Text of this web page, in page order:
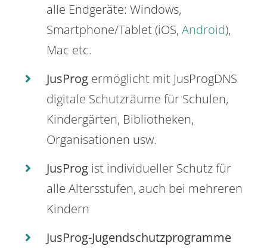
alle Endgeräte: Windows,
Smartphone/Tablet (iOS, Android),
Mac etc.
JusProg ermöglicht mit JusProgDNS
digitale Schutzräume für Schulen,
Kindergärten, Bibliotheken,
Organisationen usw.
JusProg ist individueller Schutz für
alle Altersstufen, auch bei mehreren
Kindern
JusProg-Jugendschutzprogramme